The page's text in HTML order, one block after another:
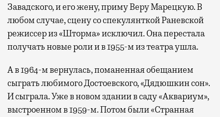
Завадского, и его жену, приму Веру Марецкую. В
любом случае, сцену со спекулянткой Раневской
режиссер из «Шторма» исключил. Она перестала
получать новые роли и в 1955-м из театра ушла.
А в 1964-м вернулась, поманенная обещанием
сыграть любимого Достоевского, «Дядюшкин сон».
И сыграла. Уже в новом здании в саду «Аквариум»,
выстроенном в 1959-м. Потом были «Странная